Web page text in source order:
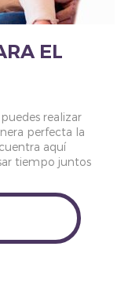
EL
realizar
perfecta la
aquí
tiempo juntos